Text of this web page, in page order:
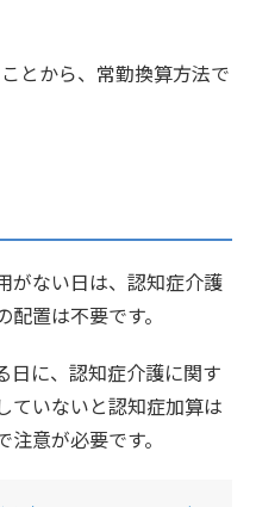
とから、常勤換算方法で
がない日は、認知症介護
置は不要です。
日に、認知症介護に関す
ていないと認知症加算は
意が必要です。